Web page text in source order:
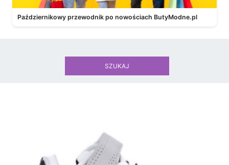
Październikowy przewodnik po nowościach ButyModne.pl
SZUKAJ